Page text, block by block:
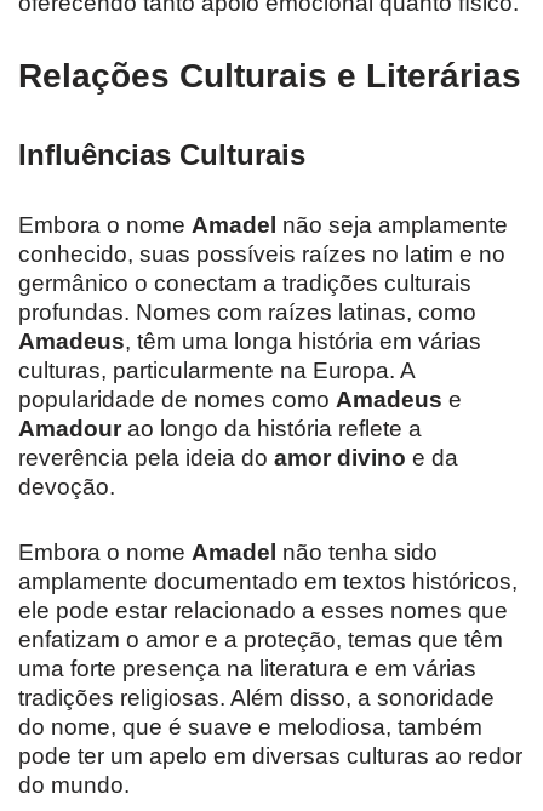
Relações Culturais e Literárias
Influências Culturais
Embora o nome Amadel não seja amplamente
conhecido, suas possíveis raízes no latim e no
germânico o conectam a tradições culturais
profundas. Nomes com raízes latinas, como
Amadeus, têm uma longa história em várias
culturas, particularmente na Europa. A
popularidade de nomes como Amadeus e
Amadourao longo da história reflete a
reverência pela ideia do amor divino e da
devoção.
Embora o nome Amadel não tenha sido
amplamente documentado em textos históricos,
ele pode estar relacionado a esses nomes que
enfatizam o amor e a proteção, temas que têm
uma forte presença na literatura e em várias
tradições religiosas. Além disso, a sonoridade
do nome, que é suave e melodiosa, também
pode ter um apelo em diversas culturas ao redor
do mundo.